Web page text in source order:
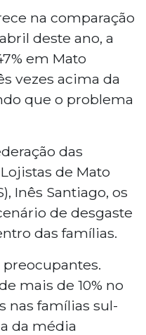
na comparação
deste ano, a
em Mato
vezes acima da
que o problema
das
de Mato
Inês Santiago, os
de desgaste
das famílias.
preocupantes.
mais de 10% no
nas famílias sul-
da média